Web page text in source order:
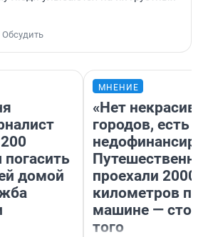
Обсудить
домой
МНЕНИЕ
«Нет
городов, есть
проехали 2000
километров по
машине —
того